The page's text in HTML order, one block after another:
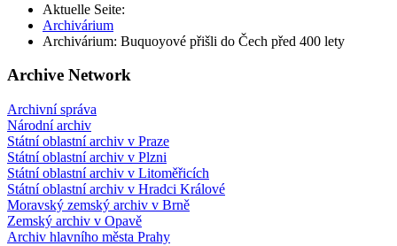
Aktuelle Seite:
Archivárium
Archivárium: Buquoyové přišli do Čech před 400 lety
Archive Network
Archivní správa
Národní archiv
Státní oblastní archiv v Praze
Státní oblastní archiv v Plzni
Státní oblastní archiv v Litoměřicích
Státní oblastní archiv v Hradci Králové
Moravský zemský archiv v Brně
Zemský archiv v Opavě
Archiv hlavního města Prahy